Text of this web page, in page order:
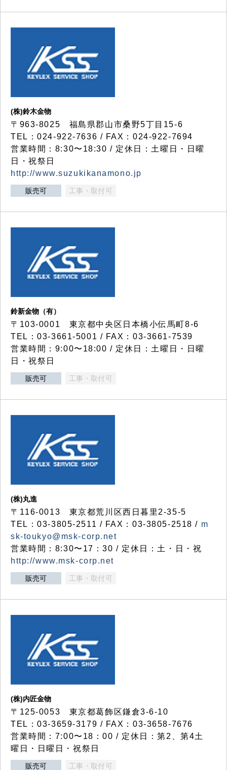
(株)鈴木金物
〒963-8025 福島県郡山市桑野5丁目15-6
TEL：024-922-7636 / FAX：024-922-7694
営業時間：8:30〜18:30 / 定休日：土曜日・日曜
日・祝祭日
http://www.suzukikanamono.jp
販売可 工事・取付可
鈴新金物（有）
〒103-0001 東京都中央区日本橋小伝馬町8-6
TEL：03-3661-5001 / FAX：03-3661-7539
営業時間：9:00〜18:00 / 定休日：土曜日・日曜
日・祝祭日
販売可 工事・取付可
(株)丸進
〒116-0013 東京都荒川区西日暮里2-35-5
TEL：03-3805-2511 / FAX：03-3805-2518 / m
sk-toukyo@msk-corp.net
営業時間：8:30〜17：30 / 定休日：土・日・祝
http://www.msk-corp.net
販売可 工事・取付可
(株)内匠金物
〒125-0053 東京都葛飾区鎌倉3-6-10
TEL：03-3659-3179 / FAX：03-3658-7676
営業時間：7:00〜18：00 / 定休日：第2、第4土
曜日・日曜日・祝祭日
販売可 工事・取付可